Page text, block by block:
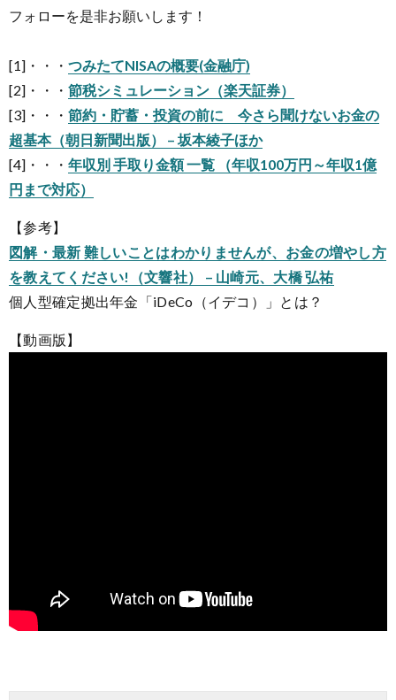
フォローを是非お願いします！
[1]・・・ つみたてNISAの概要(金融庁)
[2]・・・ 節税シミュレーション（楽天証券）
[3]・・・ 節約・貯蓄・投資の前に 今さら聞けないお金の
超基本（朝日新聞出版） – 坂本綾子ほか
[4]・・・ 年収別 手取り金額 一覧 （年収100万円～年収1億
円まで対応）
【参考】
図解・最新 難しいことはわかりませんが、お金の増やし方
を教えてください!（文響社） – 山崎元、大橋 弘祐
個人型確定拠出年金「iDeCo（イデコ）」とは？
【動画版】